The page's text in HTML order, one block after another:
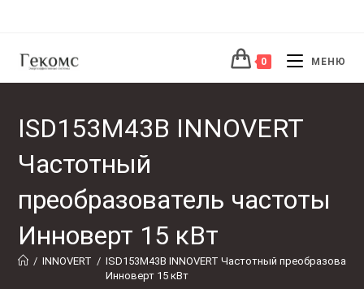
0 МЕНЮ
ISD153M43B INNOVERT
Частотный
преобразователь частоты
Инноверт 15 кВт
/ INNOVERT / ISD153M43B INNOVERT Частотный
Инноверт 15 кВт